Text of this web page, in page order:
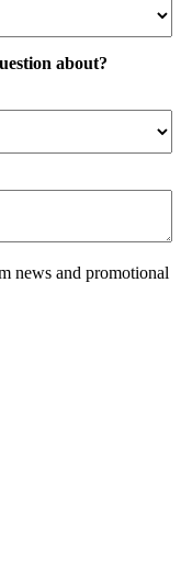
about?
news and promotional